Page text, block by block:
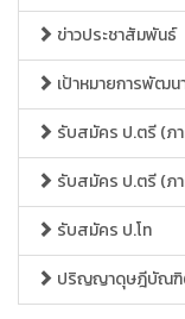
ข่าวประชาสัมพันธ์
เป้าหมายการพัฒน
รับสมัคร ป.ตรี (ภ
รับสมัคร ป.ตรี (ภ
รับสมัคร ป.โท
ปริญญาดุษฎีบัณ